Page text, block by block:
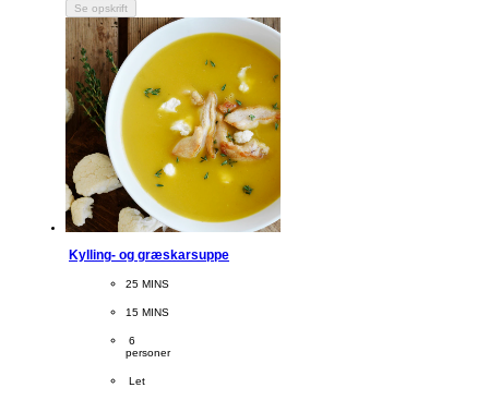
Se opskrift
Kylling- og græskarsuppe
CookingTime
25 MINS
PreparationTime
15 MINS
Servings
6
personer
Difficulty
Let